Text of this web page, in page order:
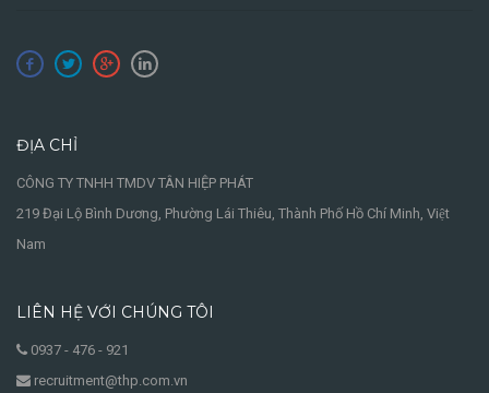
ĐỊA CHỈ
CÔNG TY TNHH TMDV TÂN HIỆP PHÁT
219 Đại Lộ Bình Dương, Phường Lái Thiêu, Thành Phố Hồ Chí Minh, Việt
Nam
LIÊN HỆ VỚI CHÚNG TÔI
0937 - 476 - 921
recruitment@thp.com.vn